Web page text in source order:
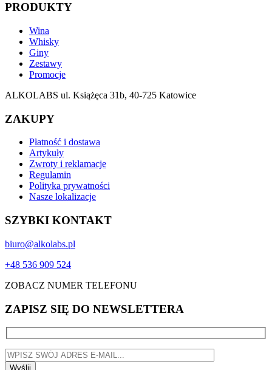
PRODUKTY
Wina
Whisky
Giny
Zestawy
Promocje
ALKOLABS ul. Książęca 31b, 40-725 Katowice
ZAKUPY
Płatność i dostawa
Artykuły
Zwroty i reklamacje
Regulamin
Polityka prywatności
Nasze lokalizacje
SZYBKI KONTAKT
biuro@alkolabs.pl
+48 536 909 524
ZOBACZ NUMER TELEFONU
ZAPISZ SIĘ DO NEWSLETTERA